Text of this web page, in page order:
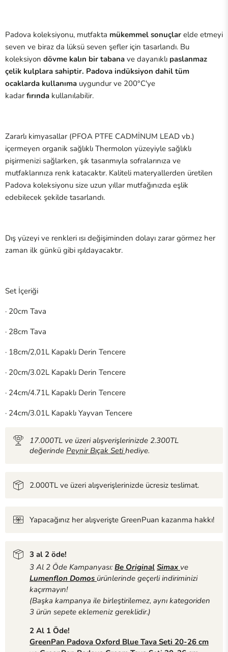
Padova koleksiyonu, mutfakta mükemmel sonuçlar elde etmeyi
seven ve biraz da lüksü seven şefler için tasarlandı. Bu
koleksiyon dövme kalın bir tabana ve dayanıklı paslanmaz
çelik kulplara sahiptir. Padova indüksiyon dahil tüm
ocaklarda kullanıma uygundur ve 200°C'ye
kadar fırında kullanılabilir.
Zararlı kimyasallar (PFOA PTFE CADMİNUM LEAD vb.)
içermeyen organik sağlıklı Thermolon yüzeyiyle sağlıklı
pişirmenizi sağlarken, şık tasarımıyla sofralarınıza ve
mutfaklarınıza renk katacaktır. Kaliteli materyallerden üretilen
Padova koleksiyonu size uzun yıllar mutfağınızda eşlik
edebilecek şekilde tasarlandı.
Dış yüzeyi ve renkleri ısı değişiminden dolayı zarar görmez her
zaman ilk günkü gibi ışıldayacaktır.
Set İçeriği
· 20cm Tava
· 28cm Tava
· 18cm/2,01L Kapaklı Derin Tencere
· 20cm/3.02L Kapaklı Derin Tencere
· 24cm/4.71L Kapaklı Derin Tencere
· 24cm/3.01L Kapaklı Yayvan Tencere
17.000TL ve üzeri alışverişlerinizde 2.300TL
değerinde Peynir Bıçak Setihediye.
2.000TL ve üzeri alışverişlerinizde ücresiz teslimat.
Yapacağınız her alışverişte GreenPuan kazanma hakkı!
3 al 2 öde!
3 Al 2 Öde Kampanyası: Be Original Simax ve
Lumenflon Domos ürünlerinde geçerli indiriminizi
kaçırmayın!
(Başka kampanya ile birleştirilemez, aynı kategoriden
3 ürün sepete eklemeniz gereklidir.)
2 Al 1 Öde!
GreenPan Padova Oxford Blue Tava Seti 20-26 cm